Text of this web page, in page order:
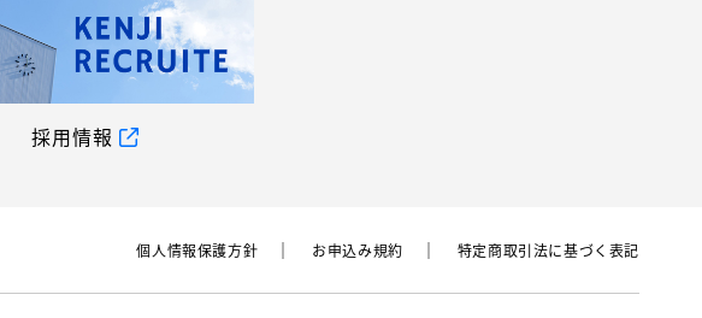
採用情報
個⼈情報保護⽅針 お申込み規約 特定商取引法に基づく表記